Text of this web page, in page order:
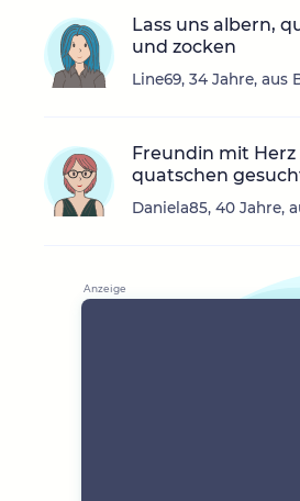
Lass uns albern,
und zocken
Line69, 34 Jahre, aus
Freundin mit Herz
quatschen
Daniela85, 40 Jahre,